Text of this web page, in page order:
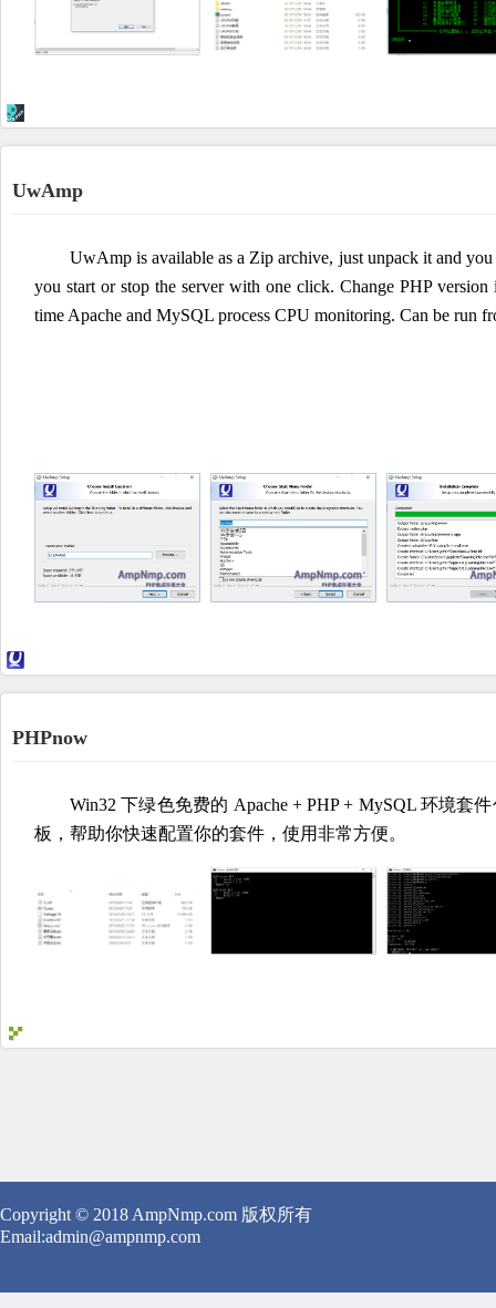
UwAmp
UwAmp is available as a Zip archive, just unpack it and
you start or stop the server with one click. Change PHP
time Apache and MySQL process CPU monitoring. Can be run
PHPnow
Win32 下绿色免费的 Apache + PHP + MySQL 环境套
板，帮助你快速配置你的套件，使用非常方便。
Copyright © 2018 AmpNmp.com 版权所有
Email:admin@ampnmp.com